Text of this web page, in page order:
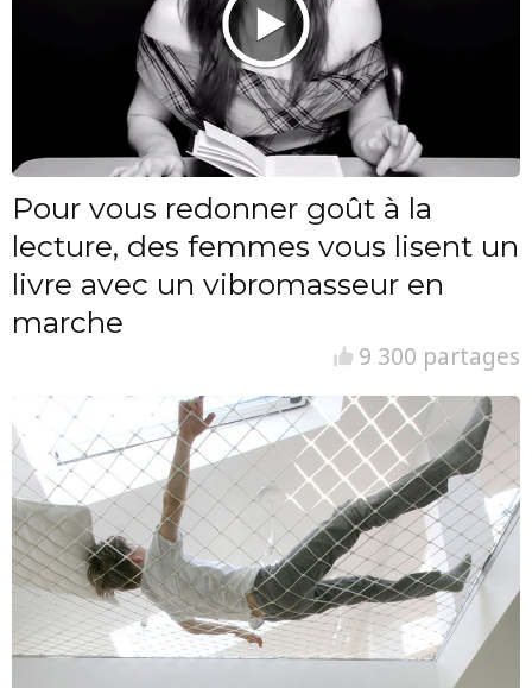
Pour vous redonner goût à la
lecture, des femmes vous lisent un
livre avec un vibromasseur en
marche
9 300 partages